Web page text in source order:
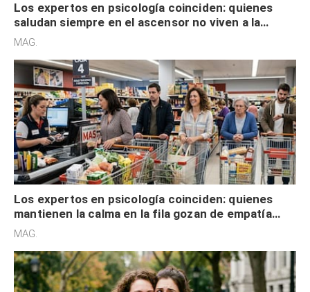
Los expertos en psicología coinciden: quienes
saludan siempre en el ascensor no viven a la
defensiva y tienen apertura social
MAG.
Los expertos en psicología coinciden: quienes
mantienen la calma en la fila gozan de empatía
cognitiva, gratitud y no solo tienen autocontrol
MAG.